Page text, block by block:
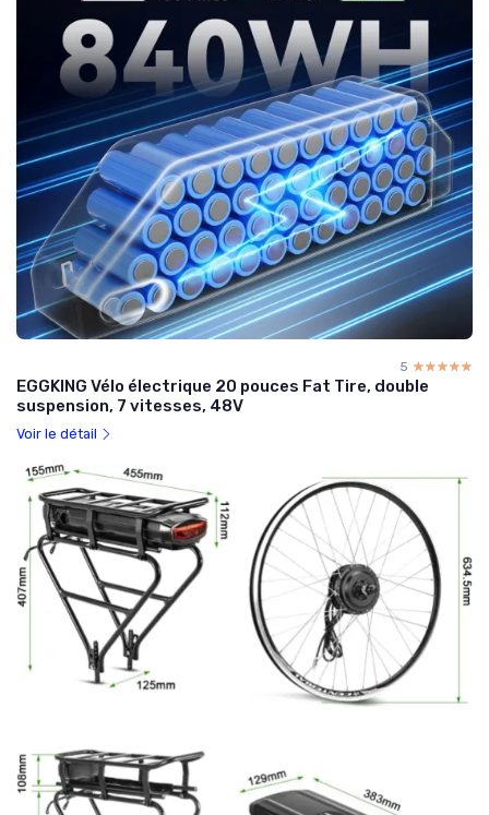
5 ☆☆☆☆☆
★★★★★
EGGKING Vélo électrique 20 pouces Fat Tire, double
suspension, 7 vitesses, 48V
Voir le détail